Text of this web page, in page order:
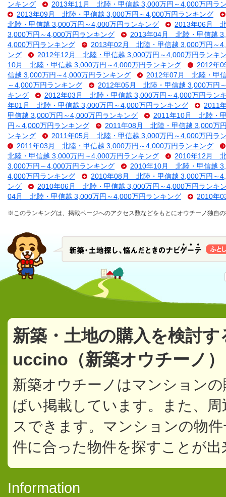
ンキング
2013年11月 北陸・甲信越 3,000万円～4,000万円ラ
2013年09月 北陸・甲信越 3,000万円～4,000万円ランキング
北陸・甲信越 3,000万円～4,000万円ランキング
2013年06月 北
3,000万円～4,000万円ランキング
2013年04月 北陸・甲信越
4,000万円ランキング
2013年02月 北陸・甲信越 3,000万円～
ング
2012年12月 北陸・甲信越 3,000万円～4,000万円ランキ
10月 北陸・甲信越 3,000万円～4,000万円ランキング
2012年
信越 3,000万円～4,000万円ランキング
2012年07月 北陸・甲
～4,000万円ランキング
2012年05月 北陸・甲信越 3,000万円
キング
2012年03月 北陸・甲信越 3,000万円～4,000万円ラン
年01月 北陸・甲信越 3,000万円～4,000万円ランキング
2011
甲信越 3,000万円～4,000万円ランキング
2011年10月 北陸・
円～4,000万円ランキング
2011年08月 北陸・甲信越 3,000万
ンキング
2011年05月 北陸・甲信越 3,000万円～4,000万円ラ
2011年03月 北陸・甲信越 3,000万円～4,000万円ランキング
北陸・甲信越 3,000万円～4,000万円ランキング
2010年12月 北
3,000万円～4,000万円ランキング
2010年10月 北陸・甲信越
4,000万円ランキング
2010年08月 北陸・甲信越 3,000万円～
ング
2010年06月 北陸・甲信越 3,000万円～4,000万円ランキ
04月 北陸・甲信越 3,000万円～4,000万円ランキング
2010年
※このランキングは、掲載ページへのアクセス数などをもとにオウチーノ独自
新築・土地の購入を検討
uccino（新築オウチーノ
新築オウチーノはマンション
ぱい掲載しています。また、
スできます。マンションの物
件に合った物件を探すことが出
Information